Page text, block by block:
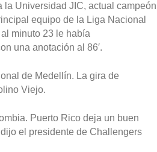
Universidad JIC, actual campeón
equipo de la Liga Nacional
minuto 23 le había
una anotación al 86′.
de Medellín. La gira de
Viejo.
Puerto Rico deja un buen
el presidente de Challengers